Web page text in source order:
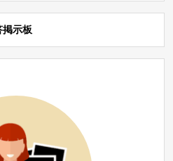
掲示板